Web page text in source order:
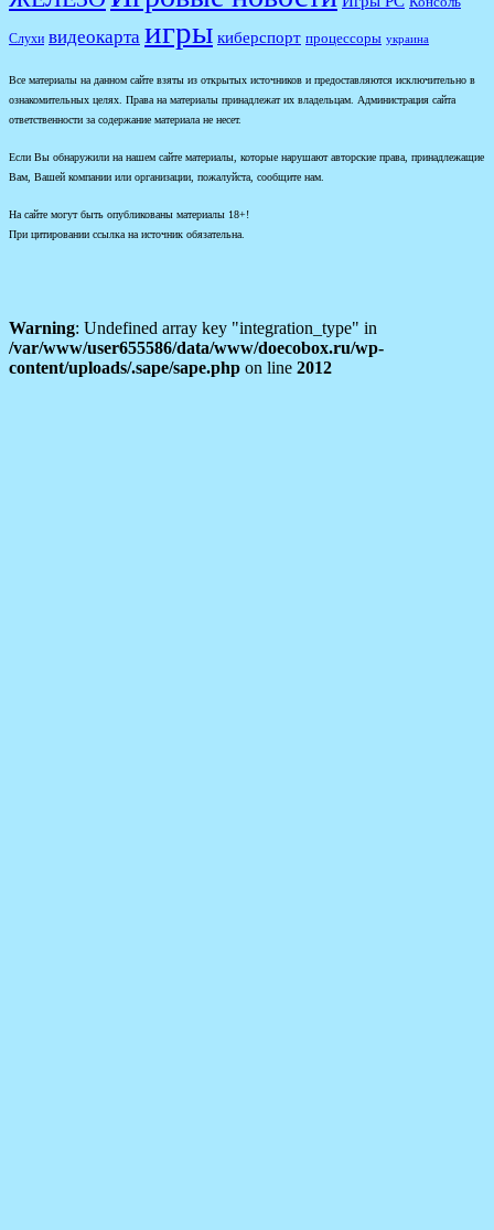
Слухи видеокарта игры киберспорт процессоры украина
Все материалы на данном сайте взяты из открытых источников и предоставляются исключительно в
ознакомительных целях. Права на материалы принадлежат их владельцам. Администрация сайта
ответственности за содержание материала не несет.
Если Вы обнаружили на нашем сайте материалы, которые нарушают авторские права, принадлежащие
Вам, Вашей компании или организации, пожалуйста, сообщите нам.
На сайте могут быть опубликованы материалы 18+!
При цитировании ссылка на источник обязательна.
Warning: Undefined array key "integration_type" in
/var/www/user655586/data/www/doecobox.ru/wp-
content/uploads/.sape/sape.php on line 2012